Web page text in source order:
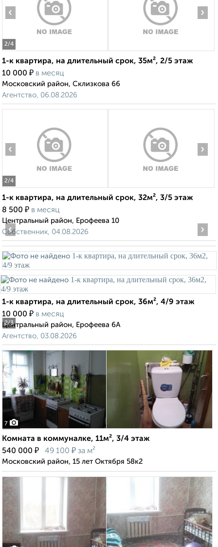
2/4
‹ ›
1-к квартира, на длительный срок, 35м², 2/5 этаж
10 000 ₽ в месяц
Московский район, Склизкова 66
Агентство, 06.08.2026
2/4
‹ ›
1-к квартира, на длительный срок, 32м², 3/5 этаж
8 500 ₽ в месяц
Центральный район, Ерофеева 10
Собственник, 04.08.2026
2/3
‹ ›
1-к квартира, на длительный срок, 36м², 4/9 этаж
10 000 ₽ в месяц
Центральный район, Ерофеева 6А
Агентство, 03.08.2026
7
Комната в коммуналке, 11м², 3/4 этаж
540 000 ₽ 49 100 ₽ за м²
Московский район, 15 лет Октября 58к2